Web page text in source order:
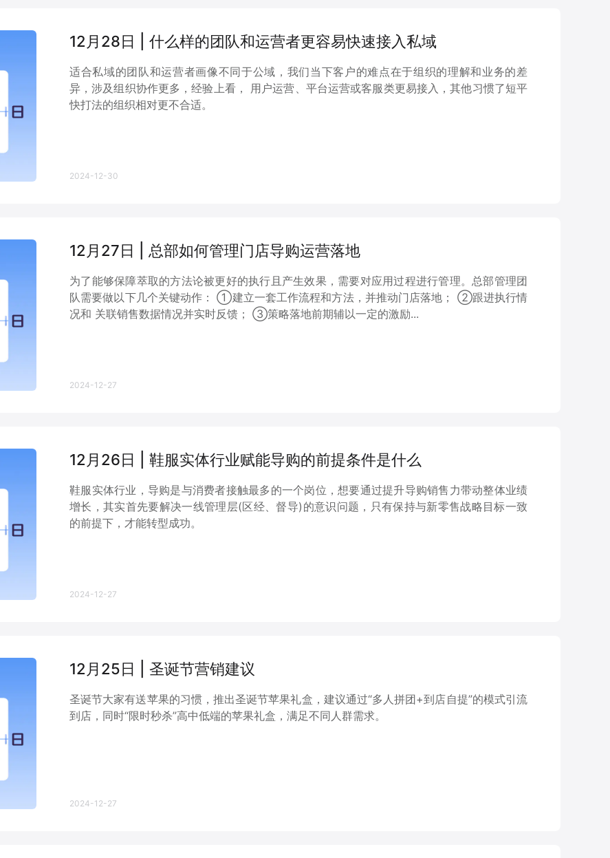
12月28日 | 什么样的团队和运营者更容易快速接入私域
适合私域的团队和运营者画像不同于公域，我们当下客户的难点在于组织的理解和业务的差
异，涉及组织协作更多，经验上看， 用户运营、平台运营或客服类更易接入，其他习惯了短平
快打法的组织相对更不合适。
2024-12-30
12月27日 | 总部如何管理门店导购运营落地
为了能够保障萃取的方法论被更好的执行且产生效果，需要对应用过程进行管理。总部管理团
队需要做以下几个关键动作： ①建立一套工作流程和方法，并推动门店落地； ②跟进执行情
况和 关联销售数据情况并实时反馈； ③策略落地前期辅以一定的激励...
2024-12-27
12月26日 | 鞋服实体行业赋能导购的前提条件是什么
鞋服实体行业，导购是与消费者接触最多的一个岗位，想要通过提升导购销售力带动整体业绩
增长，其实首先要解决一线管理层(区经、督导)的意识问题，只有保持与新零售战略目标一致
的前提下，才能转型成功。
2024-12-27
12月25日 | 圣诞节营销建议
圣诞节大家有送苹果的习惯，推出圣诞节苹果礼盒，建议通过“多人拼团+到店自提”的模式引流
到店，同时“限时秒杀”高中低端的苹果礼盒，满足不同人群需求。
2024-12-27